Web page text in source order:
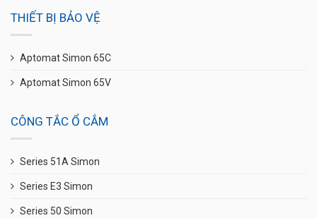
THIẾT BỊ BẢO VỆ
Aptomat Simon 65C
Aptomat Simon 65V
CÔNG TẮC Ổ CẮM
Series 51A Simon
Series E3 Simon
Series 50 Simon